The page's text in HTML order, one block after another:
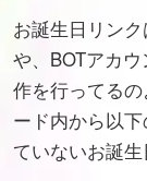
お誕生日リン
や、BOTアカ
作を行ってる
ード内から以
ていないお誕